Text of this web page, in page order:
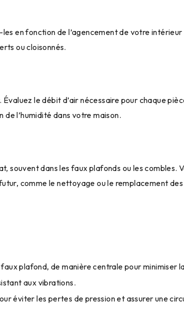
en fonction de l’agencement de votre
ou cloisonnés.
le débit d’air nécessaire pour chaque
l’humidité dans votre maison.
souvent dans les faux plafonds ou les combles.
comme le nettoyage ou le remplacement
plafond, de manière centrale pour minimiser
aux vibrations.
éviter les pertes de pression et assurer une